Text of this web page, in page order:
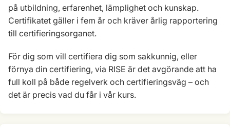
på utbildning, erfarenhet, lämplighet och kunskap.
Certifikatet gäller i fem år och kräver årlig rapportering
till certifieringsorganet.
För dig som vill certifiera dig som sakkunnig, eller
förnya din certifiering, via RISE är det avgörande att ha
full koll på både regelverk och certifieringsväg – och
det är precis vad du får i vår kurs.